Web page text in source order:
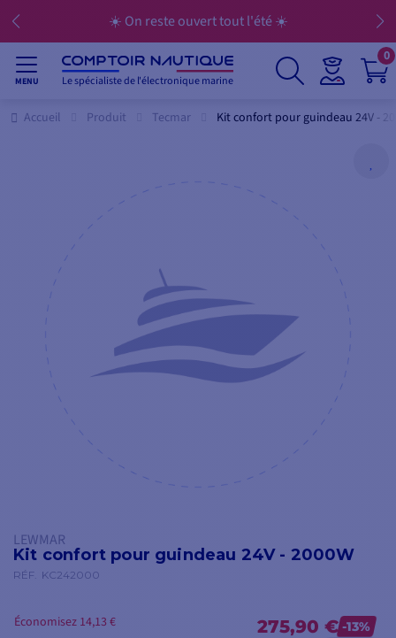
☀️ On reste ouvert tout l'été ☀️
MENU Le spécialiste de l'électronique marine
0
Accueil Produit Tecmar Kit confort pour guindeau 24V -
LEWMAR
Kit confort pour guindeau 24V - 2000W
RÉF. KC242000
275,90 € -13%
Économisez 14,13 €